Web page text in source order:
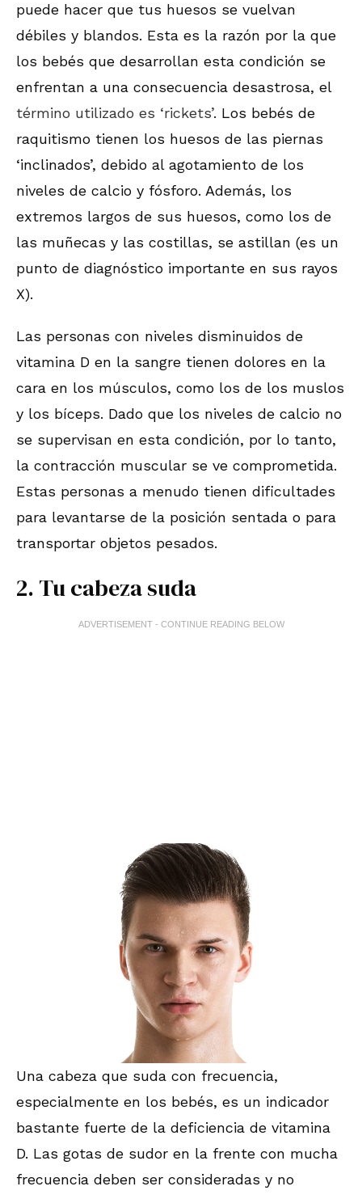
puede hacer que tus huesos se vuelvan
débiles y blandos. Esta es la razón por la que
los bebés que desarrollan esta condición se
enfrentan a una consecuencia desastrosa, el
término utilizado es ‘rickets’. Los bebés de
raquitismo tienen los huesos de las piernas
‘inclinados’, debido al agotamiento de los
niveles de calcio y fósforo. Además, los
extremos largos de sus huesos, como los de
las muñecas y las costillas, se astillan (es un
punto de diagnóstico importante en sus rayos
X).
Las personas con niveles disminuidos de
vitamina D en la sangre tienen dolores en la
cara en los músculos, como los de los muslos
y los bíceps. Dado que los niveles de calcio no
se supervisan en esta condición, por lo tanto,
la contracción muscular se ve comprometida.
Estas personas a menudo tienen dificultades
para levantarse de la posición sentada o para
transportar objetos pesados.
2. Tu cabeza suda
ADVERTISEMENT - CONTINUE READING BELOW
Una cabeza que suda con frecuencia,
especialmente en los bebés, es un indicador
bastante fuerte de la deficiencia de vitamina
D. Las gotas de sudor en la frente con mucha
frecuencia deben ser consideradas y no